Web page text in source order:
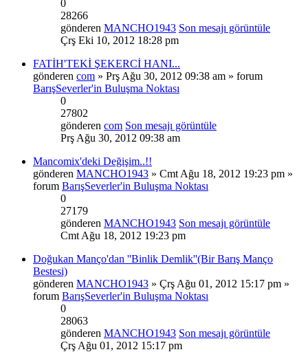
0
28266
gönderen MANCHO1943 Son mesajı görüntüle
Çrş Eki 10, 2012 18:28 pm
FATİH'TEKİ ŞEKERCİ HANI...
gönderen com » Prş Ağu 30, 2012 09:38 am » forum
BarışSeverler'in Buluşma Noktası
0
27802
gönderen com Son mesajı görüntüle
Prş Ağu 30, 2012 09:38 am
Mancomix'deki Değişim..!!
gönderen MANCHO1943 » Cmt Ağu 18, 2012 19:23 pm »
forum BarışSeverler'in Buluşma Noktası
0
27179
gönderen MANCHO1943 Son mesajı görüntüle
Cmt Ağu 18, 2012 19:23 pm
Doğukan Manço'dan ''Binlik Demlik''(Bir Barış Manço
Bestesi)
gönderen MANCHO1943 » Çrş Ağu 01, 2012 15:17 pm »
forum BarışSeverler'in Buluşma Noktası
0
28063
gönderen MANCHO1943 Son mesajı görüntüle
Çrş Ağu 01, 2012 15:17 pm